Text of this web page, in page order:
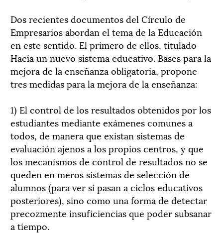
Dos recientes documentos del Círculo de
Empresarios abordan el tema de la Educación
en este sentido. El primero de ellos, titulado
Hacia un nuevo sistema educativo. Bases para la
mejora de la enseñanza obligatoria, propone
tres medidas para la mejora de la enseñanza:
1) El control de los resultados obtenidos por los
estudiantes mediante exámenes comunes a
todos, de manera que existan sistemas de
evaluación ajenos a los propios centros, y que
los mecanismos de control de resultados no se
queden en meros sistemas de selección de
alumnos (para ver si pasan a ciclos educativos
posteriores), sino como una forma de detectar
precozmente insuficiencias que poder subsanar
a tiempo.